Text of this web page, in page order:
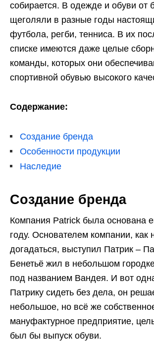
собирается. В одежде и обуви от
щеголяли в разные годы
футбола, регби, тенниса. В их
списке имеются даже целые
команды, которых они
спортивной обувью высокого
Содержание:
Создание бренда
Особенности продукции
Наследие
Создание бренда
Компания Patrick была основана
году. Основателем компании, как
догадаться, выступил Патрик –
Бенетьё жил в небольшом
под названием Вандея. И вот
Патрику сидеть без дела, он
небольшое, но всё же
мануфактурное предприятие,
был бы выпуск обуви.